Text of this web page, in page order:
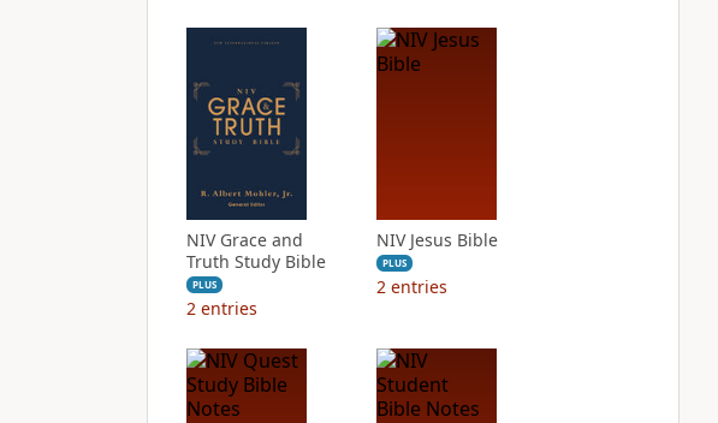
NIV Grace and
Truth Study Bible
PLUS
2 entries
NIV Jesus Bible
PLUS
2 entries